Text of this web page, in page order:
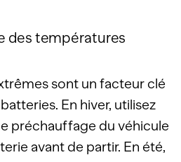
des températures
sont un facteur clé
En hiver, utilisez
préchauffage du véhicule
avant de partir. En été,